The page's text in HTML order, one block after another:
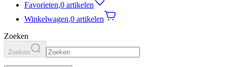
Favorieten,0 artikelen
Winkelwagen,0 artikelen
Zoeken
Zoeken